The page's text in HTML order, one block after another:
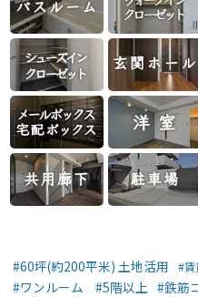
60坪(約200平米) 土地活用 賃
ワンルーム
5階以上 鉄筋